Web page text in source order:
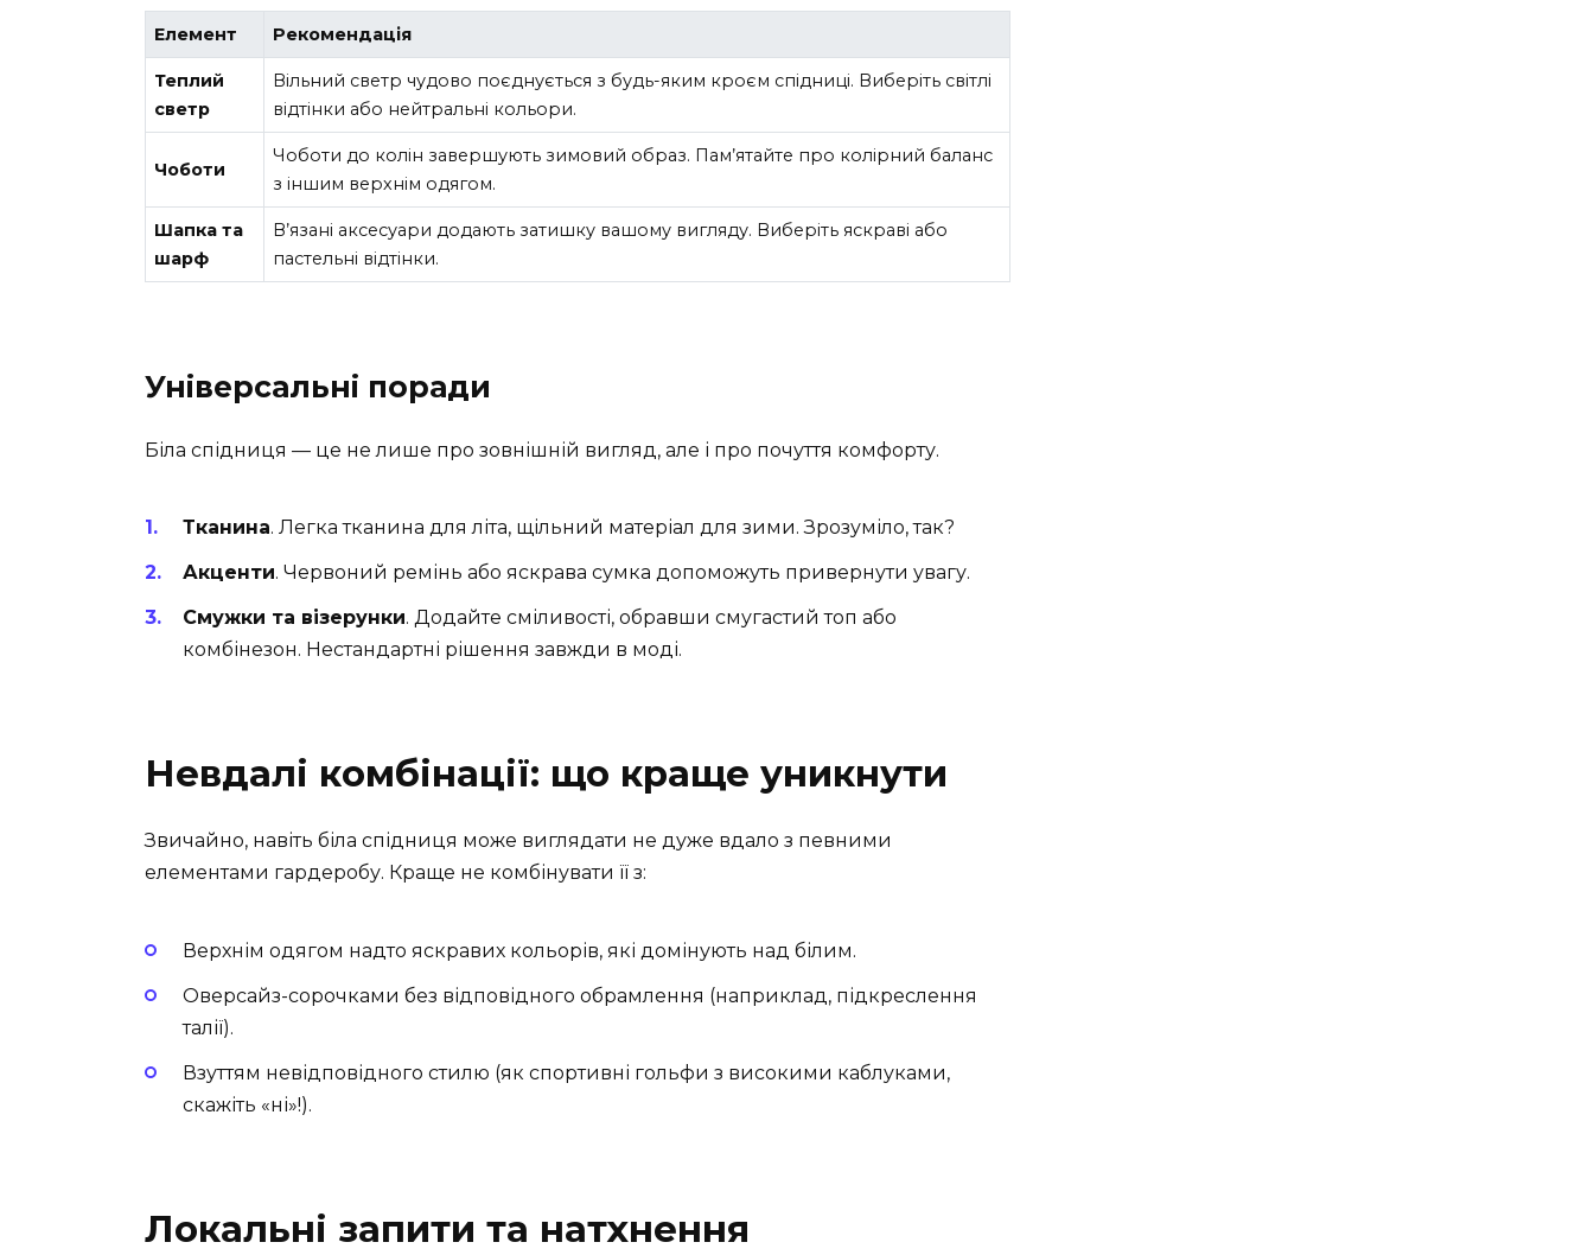
Елемент Рекомендація
Теплий
светр
Вільний светр чудово поєднується з будь-яким кроєм спідниці. Виберіть світлі
відтінки або нейтральні кольори.
Чоботи
Чоботи до колін завершують зимовий образ. Пам’ятайте про колірний баланс
з іншим верхнім одягом.
Шапка та
шарф
В’язані аксесуари додають затишку вашому вигляду. Виберіть яскраві або
пастельні відтінки.
Універсальні поради
Біла спідниця — це не лише про зовнішній вигляд, але і про почуття комфорту.
Тканина. Легка тканина для літа, щільний матеріал для зими. Зрозуміло, так?
Акценти. Червоний ремінь або яскрава сумка допоможуть привернути увагу.
Смужки та візерунки. Додайте сміливості, обравши смугастий топ або
комбінезон. Нестандартні рішення завжди в моді.
Невдалі комбінації: що краще уникнути
Звичайно, навіть біла спідниця може виглядати не дуже вдало з певними
елементами гардеробу. Краще не комбінувати її з:
Верхнім одягом надто яскравих кольорів, які домінують над білим.
Оверсайз-сорочками без відповідного обрамлення (наприклад, підкреслення
талії).
Взуттям невідповідного стилю (як спортивні гольфи з високими каблуками,
скажіть «ні»!).
Локальні запити та натхнення